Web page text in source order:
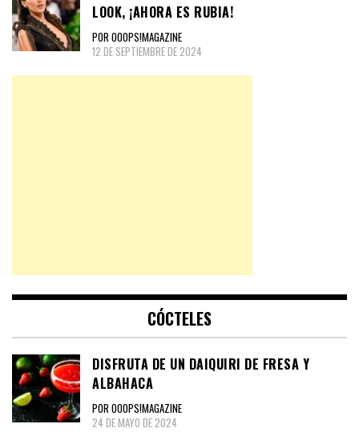
LOOK, ¡AHORA ES RUBIA!
POR OOOPS!MAGAZINE
12 DE SEPTIEMBRE DE 2024
CÓCTELES
DISFRUTA DE UN DAIQUIRI DE FRESA Y
ALBAHACA
POR OOOPS!MAGAZINE
24 DE MAYO DE 2024